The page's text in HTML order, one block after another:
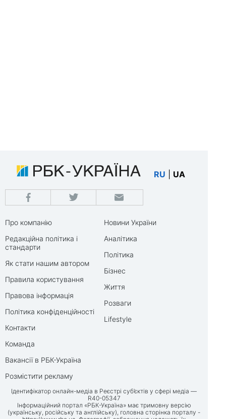
RU UA
Про компанію
Редакційна політика і
стандарти
Як стати нашим автором
Правила користування
Правова інформація
Політика конфіденційності
Контакти
Команда
Вакансії в РБК-Україна
Розмістити рекламу
Новини України
Аналітика
Політика
Бізнес
Життя
Розваги
Lifestyle
Ідентифікатор онлайн-медіа в Реєстрі суб’єктів у сфері медіа —
R40-05347
Інформаційний портал «РБК-Україна» має тримовну версію
(українську, російську та англійську), головна сторінка порталу -